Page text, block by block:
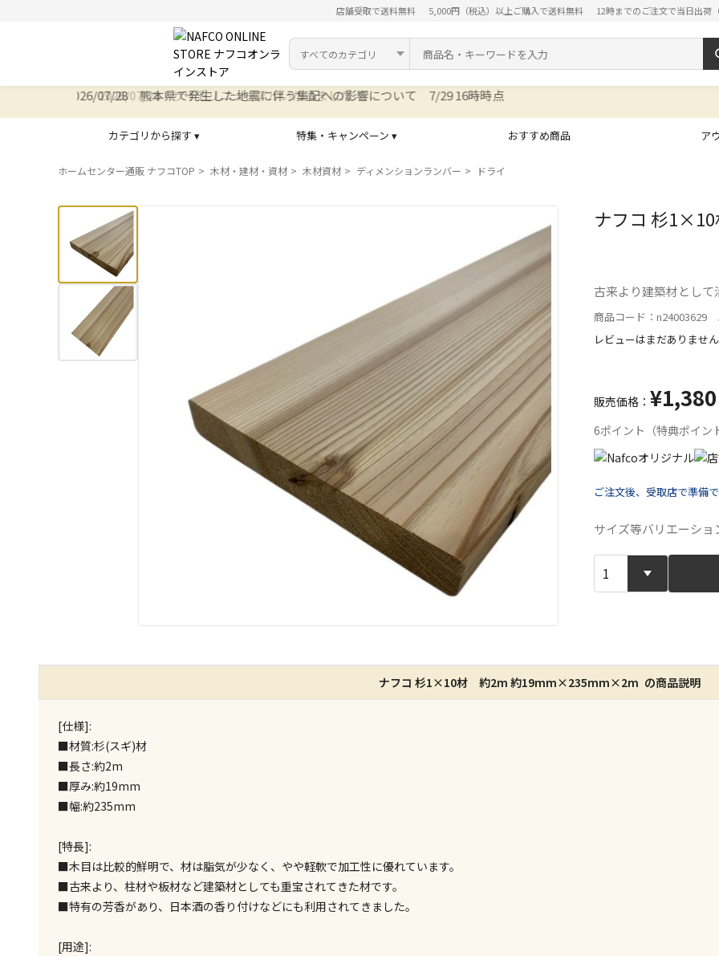
店舗受取で送料無料 5,000円（税込）以上ご購入で送料無料 12時までのご注文で当日出荷（
カテゴリ
検索キーワード
2026/07/28 サイトリニューアルいたしました
カテゴリから探す ▾ 特集・キャンペーン ▾ おすすめ商品 ア
ホームセンター通販 ナフコTOP 木材・建材・資材 木材資材 ディメンションランバー ドライ
ナフコ 杉
古来より建築材とし
商品コード：n24003629
レビューはまだありません
販売価格： ¥1,380
6ポイント（特典ポイン
宅配や店舗
店舗のみで
委託業者に
ご注文後、受取店で準備
サイズ等バリエーショ
ナフコ 杉1×10材 約2m 約19mm×235mm×2m の商品説明
[仕様]:
■材質:杉(スギ)材
■長さ:約2m
■厚み:約19mm
■幅:約235mm
[特長]:
■木目は比較的鮮明で、材は脂気が少なく、やや軽軟で加工性に優れています。
■古来より、柱材や板材など建築材としても重宝されてきた材です。
■特有の芳香があり、日本酒の香り付けなどにも利用されてきました。
[用途]: